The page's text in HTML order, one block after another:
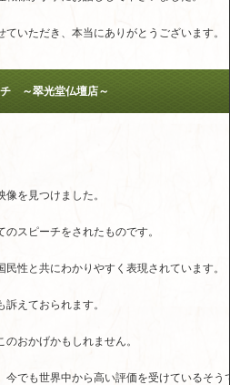
いただき、本当にありがとうございます。
～翠光堂仏壇店～
を見つけました。
スピーチをされたものです。
性と共にわかりやすく表現されています。
えておられます。
おかげかもしれません。
今でも世界中から高い評価を受けているそう